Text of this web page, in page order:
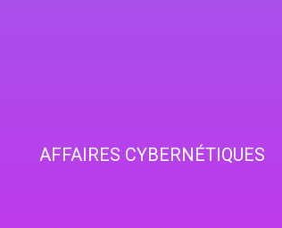
AFFAIRES CYBERNÉTIQUES